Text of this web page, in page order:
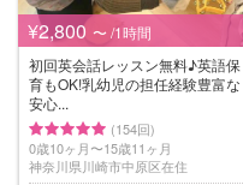
¥2,800 〜 /1時間
初回英会話レッスン無料♪英語保
育もOK!乳幼児の担任経験豊富な
安心...
(154回)
0歳10ヶ月〜15歳11ヶ月
神奈川県川崎市中原区在住